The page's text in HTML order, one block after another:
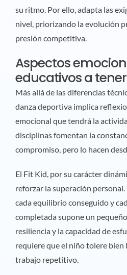
su ritmo. Por ello, adapta las
nivel, priorizando la evolución
presión competitiva.
Aspectos
educativos a
Más allá de las diferencias
danza deportiva implica
emocional que tendrá la
disciplinas fomentan la
compromiso, pero lo hacen
El Fit Kid, por su carácter
reforzar la superación
cada equilibrio conseguido y
completada supone un
resiliencia y la capacidad de
requiere que el niño tolere bien
trabajo repetitivo.